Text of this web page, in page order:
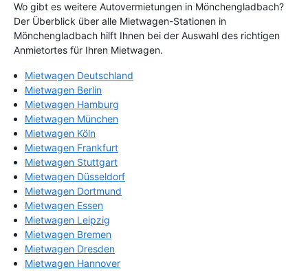
Wo gibt es weitere Autovermietungen in Mönchengladbach?
Der Überblick über alle Mietwagen-Stationen in
Mönchengladbach hilft Ihnen bei der Auswahl des richtigen
Anmietortes für Ihren Mietwagen.
Mietwagen Deutschland
Mietwagen Berlin
Mietwagen Hamburg
Mietwagen München
Mietwagen Köln
Mietwagen Frankfurt
Mietwagen Stuttgart
Mietwagen Düsseldorf
Mietwagen Dortmund
Mietwagen Essen
Mietwagen Leipzig
Mietwagen Bremen
Mietwagen Dresden
Mietwagen Hannover